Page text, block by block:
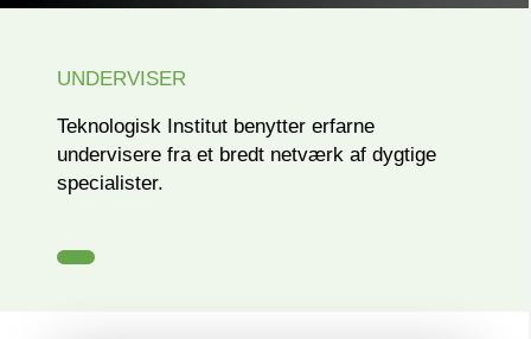
UNDERVISER
Teknologisk Institut benytter erfarne
undervisere fra et bredt netværk af dygtige
specialister.